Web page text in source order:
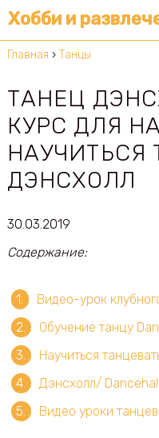
Хобби и
Главная › Танцы
ТАНЕЦ
КУРС ДЛЯ
НАУЧИТЬСЯ
ДЭНСХОЛЛ
30.03.2019
Содержание:
Видео-урок
Обучение танцу
Научиться
Дэнсхолл/ Dancehall
Видео уроки танцев